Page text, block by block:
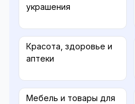
украшения
Красота, здоровье и
аптеки
Мебель и товары для